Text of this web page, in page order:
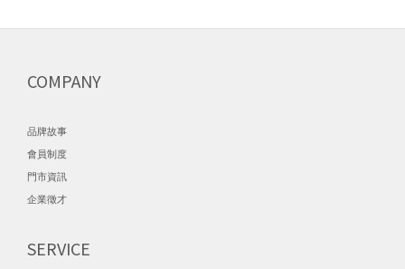
COMPANY
品牌故事
會員制度
門市資訊
企業徵才
SERVICE